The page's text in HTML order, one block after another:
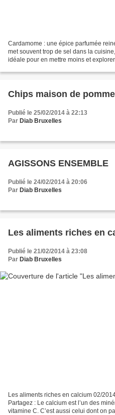
Cardamome : une épice parfumée
met souvent trop de sel dans la
idéale pour en mettre moins et
Chips maison de
Publié le 25/02/2014 à 22:13
Par Diab Bruxelles
AGISSONS ENSEMBLE
Publié le 24/02/2014 à 20:06
Par Diab Bruxelles
Les aliments riches en
Publié le 21/02/2014 à 23:08
Par Diab Bruxelles
Les aliments riches en calcium 02/
Partagez : Le calcium est l’un des
vitamine C. C’est aussi celui dont on